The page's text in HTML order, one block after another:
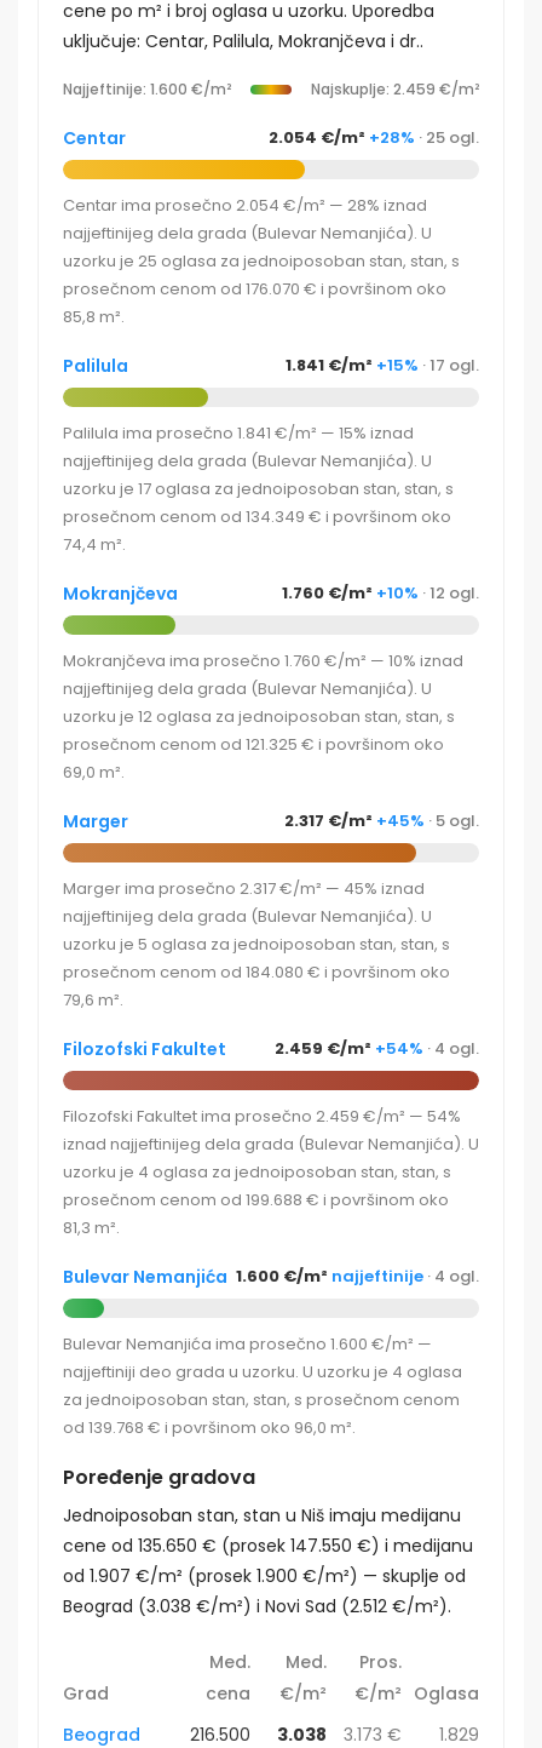
cene po m² i broj oglasa u uzorku. Uporedba
uključuje: Centar, Palilula, Mokranjčeva i dr..
Najjeftinije: 1.600 €/m² Najskuplje: 2.459 €/m²
Centar 2.054 €/m² +28% · 25 ogl.
Centar ima prosečno 2.054 €/m² — 28% iznad
najjeftinijeg dela grada (Bulevar Nemanjića). U
uzorku je 25 oglasa za jednoiposoban stan, stan, s
prosečnom cenom od 176.070 € i površinom oko
85,8 m².
Palilula 1.841 €/m² +15% · 17 ogl.
Palilula ima prosečno 1.841 €/m² — 15% iznad
najjeftinijeg dela grada (Bulevar Nemanjića). U
uzorku je 17 oglasa za jednoiposoban stan, stan, s
prosečnom cenom od 134.349 € i površinom oko
74,4 m².
Mokranjčeva 1.760 €/m² +10% · 12 ogl.
Mokranjčeva ima prosečno 1.760 €/m² — 10% iznad
najjeftinijeg dela grada (Bulevar Nemanjića). U
uzorku je 12 oglasa za jednoiposoban stan, stan, s
prosečnom cenom od 121.325 € i površinom oko
69,0 m².
Marger 2.317 €/m² +45% · 5 ogl.
Marger ima prosečno 2.317 €/m² — 45% iznad
najjeftinijeg dela grada (Bulevar Nemanjića). U
uzorku je 5 oglasa za jednoiposoban stan, stan, s
prosečnom cenom od 184.080 € i površinom oko
79,6 m².
Filozofski Fakultet 2.459 €/m² +54% · 4 ogl.
Filozofski Fakultet ima prosečno 2.459 €/m² — 54%
iznad najjeftinijeg dela grada (Bulevar Nemanjića). U
uzorku je 4 oglasa za jednoiposoban stan, stan, s
prosečnom cenom od 199.688 € i površinom oko
81,3 m².
Bulevar Nemanjića 1.600 €/m² najjeftinije · 4 ogl.
Bulevar Nemanjića ima prosečno 1.600 €/m² —
najjeftiniji deo grada u uzorku. U uzorku je 4 oglasa
za jednoiposoban stan, stan, s prosečnom cenom
od 139.768 € i površinom oko 96,0 m².
Poređenje gradova
Jednoiposoban stan, stan u Niš imaju medijanu
cene od 135.650 € (prosek 147.550 €) i medijanu
od 1.907 €/m² (prosek 1.900 €/m²) — skuplje od
Beograd (3.038 €/m²) i Novi Sad (2.512 €/m²).
Grad
Med.
cena
Med.
€/m²
Pros.
€/m² Oglasa
Beograd
216.500
3.038
3.173 € 1.829